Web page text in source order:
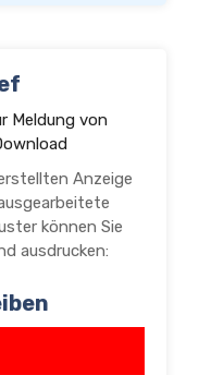
Meldung von
Anzeige
können Sie
ausdrucken: